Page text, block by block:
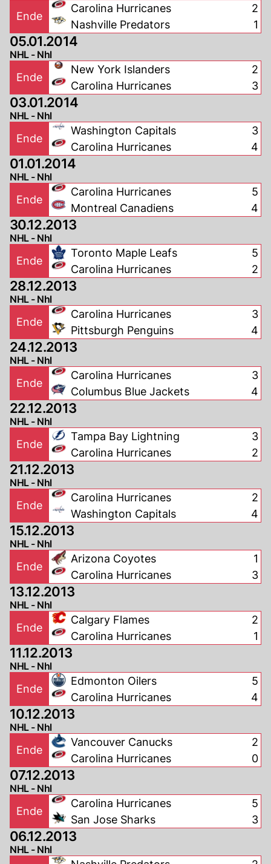
Ende
Carolina Hurricanes
Nashville Predators
2
1
05.01.2014
NHL - Nhl
Ende
New York Islanders
Carolina Hurricanes
2
3
03.01.2014
NHL - Nhl
Ende
Washington Capitals
Carolina Hurricanes
3
4
01.01.2014
NHL - Nhl
Ende
Carolina Hurricanes
Montreal Canadiens
5
4
30.12.2013
NHL - Nhl
Ende
Toronto Maple Leafs
Carolina Hurricanes
5
2
28.12.2013
NHL - Nhl
Ende
Carolina Hurricanes
Pittsburgh Penguins
3
4
24.12.2013
NHL - Nhl
Ende
Carolina Hurricanes
Columbus Blue Jackets
3
4
22.12.2013
NHL - Nhl
Ende
Tampa Bay Lightning
Carolina Hurricanes
3
2
21.12.2013
NHL - Nhl
Ende
Carolina Hurricanes
Washington Capitals
2
4
15.12.2013
NHL - Nhl
Ende
Arizona Coyotes
Carolina Hurricanes
1
3
13.12.2013
NHL - Nhl
Ende
Calgary Flames
Carolina Hurricanes
2
1
11.12.2013
NHL - Nhl
Ende
Edmonton Oilers
Carolina Hurricanes
5
4
10.12.2013
NHL - Nhl
Ende
Vancouver Canucks
Carolina Hurricanes
2
0
07.12.2013
NHL - Nhl
Ende
Carolina Hurricanes
San Jose Sharks
5
3
06.12.2013
NHL - Nhl